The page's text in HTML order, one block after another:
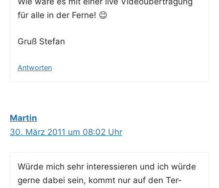
für alle in der Ferne! 😉
Gruß Ste­fan
Antworten
Martin
30. März 2011 um 08:02 Uhr
Wür­de mich sehr inter­es­sie­ren und ich wür­de
ger­ne dabei sein, kommt nur auf den Ter­